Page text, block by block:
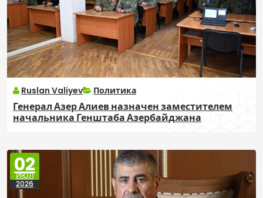
Ruslan Valiyev Политика
Генерал Азер Алиев назначен заместителем
начальника Генштаба Азербайджана
02
ИЮЛ
2026